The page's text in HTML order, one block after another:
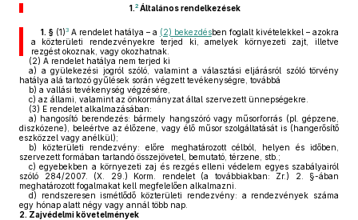
1.2 Általános rendelkezések
1. §(1)3A rendelet hatálya – a (2) bekezdésben foglalt kivételekkel – azokra
a közterületi rendezvényekre terjed ki, amelyek környezeti zajt, illetve
rezgést okoznak, vagy okozhatnak.
(2) A rendelet hatálya nem terjed ki
a) a gyülekezési jogról szóló, valamint a választási eljárásról szóló törvény
hatálya alá tartozó gyűlések során végzett tevékenységre, továbbá
b) a vallási tevékenység végzésére,
c) az állami, valamint az önkormányzat által szervezett ünnepségekre.
(3) E rendelet alkalmazásában:
a) hangosító berendezés: bármely hangszóró vagy műsorforrás (pl. gépzene,
diszkózene), beleértve az élőzene, vagy élő műsor szolgáltatását is (hangerősítő
eszközzel vagy anélkül);
b) közterületi rendezvény: előre meghatározott célból, helyen és időben,
szervezett formában tartandó összejövetel, bemutató, térzene, stb.;
c) egyebekben a környezeti zaj és rezgés elleni védelem egyes szabályairól
szóló 284/2007. (X. 29.) Korm. rendelet (a továbbiakban: Zr.) 2. §-ában
meghatározott fogalmakat kell megfelelően alkalmazni.
d) rendszeresen ismétlődő közterületi rendezvény: a rendezvények száma
egy hónap alatt négy vagy annál több nap.
2. Zajvédelmi követelmények